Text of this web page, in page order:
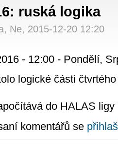
ruská logika
Ne, 2015-12-20 12:20
- 12:00 - Pondělí,
logické části
do HALAS ligy
komentářů se